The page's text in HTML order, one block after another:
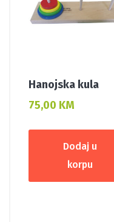
Hanojska kula
75,00 KM
Dodaj u
korpu